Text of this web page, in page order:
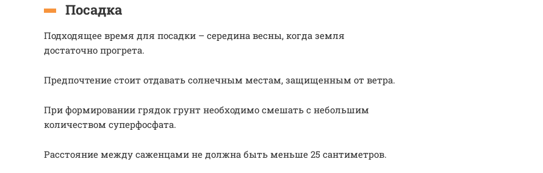
Посадка
Подходящее время для посадки – середина весны, когда земля
достаточно прогрета.
Предпочтение стоит отдавать солнечным местам, защищенным от ветра.
При формировании грядок грунт необходимо смешать с небольшим
количеством суперфосфата.
Расстояние между саженцами не должна быть меньше 25 сантиметров.